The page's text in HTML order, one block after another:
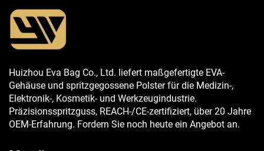
Huizhou Eva Bag Co., Ltd. liefert maßgefertigte EVA-
Gehäuse und spritzgegossene Polster für die Medizin-,
Elektronik-, Kosmetik- und Werkzeugindustrie.
Präzisionsspritzguss, REACH-/CE-zertifiziert, über 20 Jahre
OEM-Erfahrung. Fordern Sie noch heute ein Angebot an.